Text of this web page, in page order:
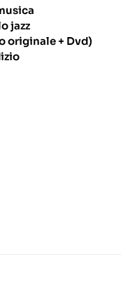
jazz
originale + Dvd)